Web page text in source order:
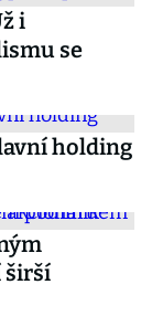
i
se
holding
širší